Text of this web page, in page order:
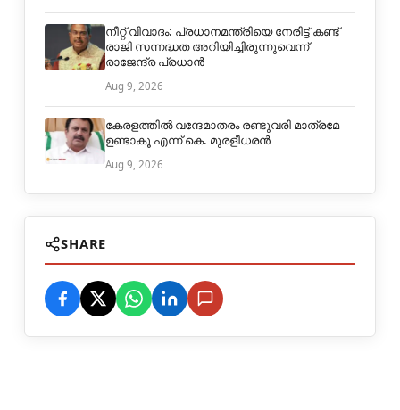
നീറ്റ് വിവാദം: പ്രധാനമന്ത്രിയെ നേരിട്ട് കണ്ട്
രാജി സന്നദ്ധത അറിയിച്ചിരുന്നുവെന്ന്
രാജേന്ദ്ര പ്രധാൻ
Aug 9, 2026
കേരളത്തിൽ വന്ദേമാതരം രണ്ടുവരി മാത്രമേ
ഉണ്ടാകൂ എന്ന് കെ. മുരളീധരൻ
Aug 9, 2026
SHARE